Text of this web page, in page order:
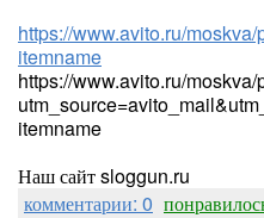
https://www.avito.ru/
itemname
https://www.avito.ru/
itemname
Наш сайт sloggun.ru
комментарии: 0